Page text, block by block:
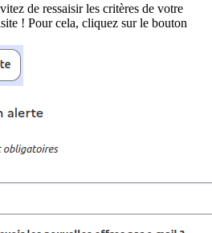
de ressaisir les critères de votre
! Pour cela, cliquez sur le bouton